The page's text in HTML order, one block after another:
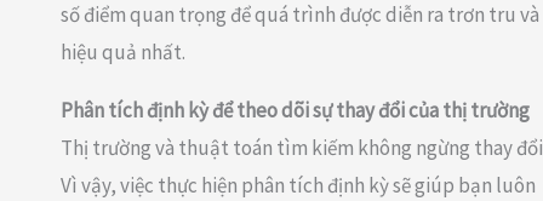
số điểm quan trọng để quá trình được diễn ra trơn tru và
hiệu quả nhất.
Phân tích định kỳ để theo dõi sự thay đổi của thị trường
Thị trường và thuật toán tìm kiếm không ngừng thay
Vì vậy, việc thực hiện phân tích định kỳ sẽ giúp bạn luôn